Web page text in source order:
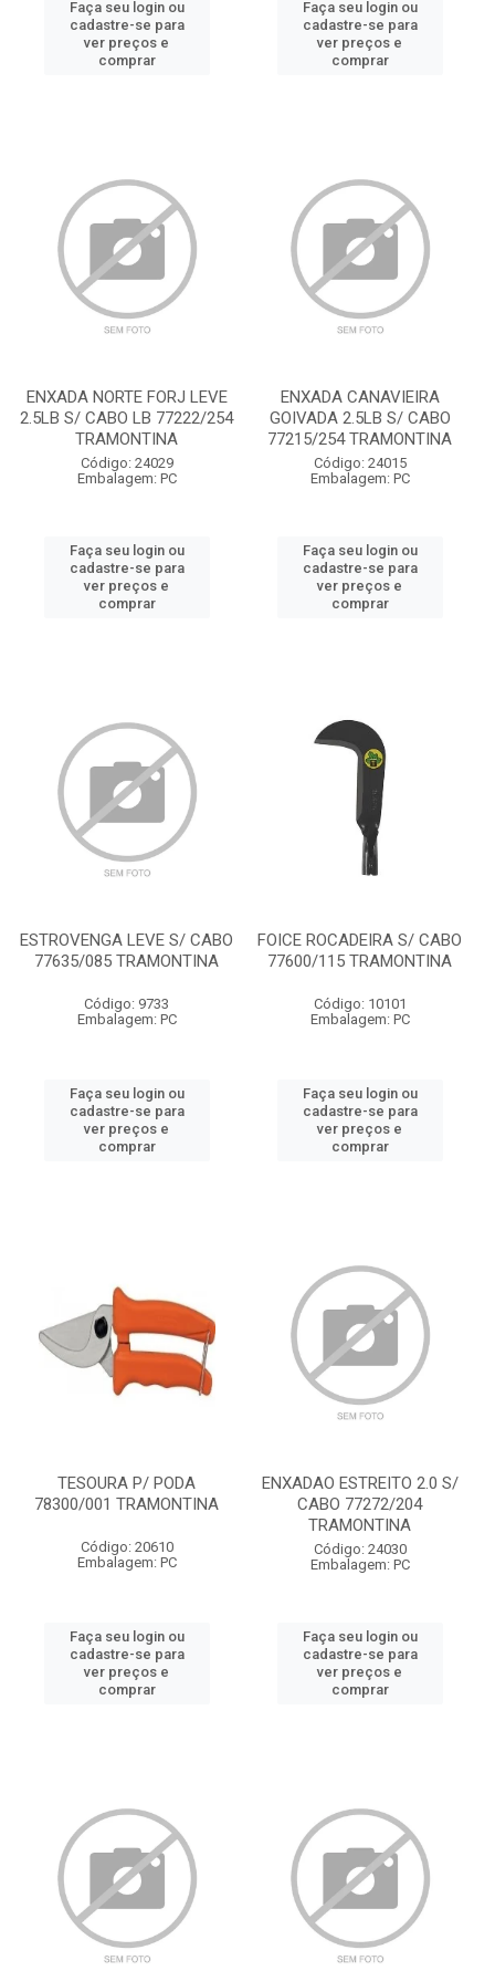
Faça seu login ou
cadastre-se para
ver preços e
comprar
Faça seu login ou
cadastre-se para
ver preços e
comprar
ENXADA NORTE FORJ LEVE
2.5LB S/ CABO LB 77222/254
TRAMONTINA
Código: 24029
Embalagem: PC
Faça seu login ou
cadastre-se para
ver preços e
comprar
ENXADA CANAVIEIRA
GOIVADA 2.5LB S/ CABO
77215/254 TRAMONTINA
Código: 24015
Embalagem: PC
Faça seu login ou
cadastre-se para
ver preços e
comprar
ESTROVENGA LEVE S/ CABO
77635/085 TRAMONTINA
Código: 9733
Embalagem: PC
Faça seu login ou
cadastre-se para
ver preços e
comprar
FOICE ROCADEIRA S/ CABO
77600/115 TRAMONTINA
Código: 10101
Embalagem: PC
Faça seu login ou
cadastre-se para
ver preços e
comprar
TESOURA P/ PODA
78300/001 TRAMONTINA
Código: 20610
Embalagem: PC
Faça seu login ou
cadastre-se para
ver preços e
comprar
ENXADAO ESTREITO 2.0 S/
CABO 77272/204
TRAMONTINA
Código: 24030
Embalagem: PC
Faça seu login ou
cadastre-se para
ver preços e
comprar